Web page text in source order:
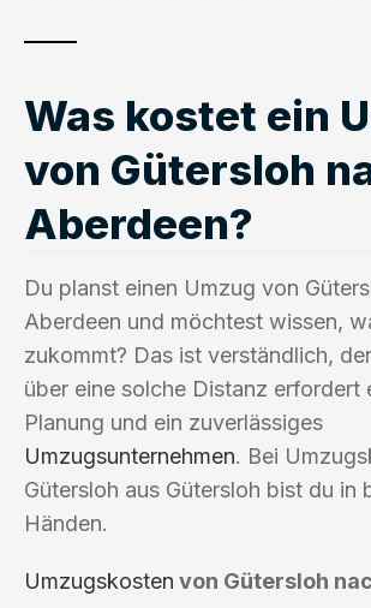
Was kostet ein
von Gütersloh
Aberdeen?
Du planst einen Umzug von
Aberdeen und möchtest wissen,
zukommt? Das ist verständlich,
über eine solche Distanz erfordert
Planung und ein zuverlässiges
Umzugsunternehmen. Bei
Gütersloh aus Gütersloh bist du in
Händen.
Umzugskosten von Gütersloh